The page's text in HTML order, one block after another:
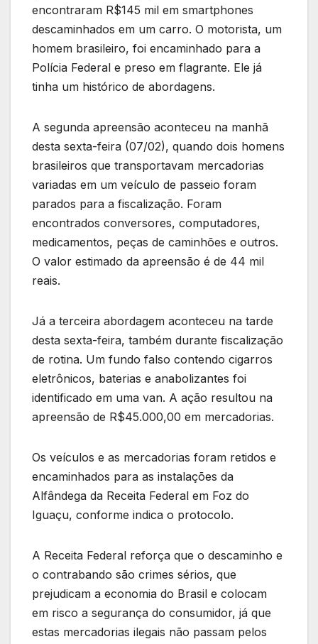
encontraram R$145 mil em smartphones
descaminhados em um carro. O motorista, um
homem brasileiro, foi encaminhado para a
Polícia Federal e preso em flagrante. Ele já
tinha um histórico de abordagens.
A segunda apreensão aconteceu na manhã
desta sexta-feira (07/02), quando dois homens
brasileiros que transportavam mercadorias
variadas em um veículo de passeio foram
parados para a fiscalização. Foram
encontrados conversores, computadores,
medicamentos, peças de caminhões e outros.
O valor estimado da apreensão é de 44 mil
reais.
Já a terceira abordagem aconteceu na tarde
desta sexta-feira, também durante fiscalização
de rotina. Um fundo falso contendo cigarros
eletrônicos, baterias e anabolizantes foi
identificado em uma van. A ação resultou na
apreensão de R$45.000,00 em mercadorias.
Os veículos e as mercadorias foram retidos e
encaminhados para as instalações da
Alfândega da Receita Federal em Foz do
Iguaçu, conforme indica o protocolo.
A Receita Federal reforça que o descaminho e
o contrabando são crimes sérios, que
prejudicam a economia do Brasil e colocam
em risco a segurança do consumidor, já que
estas mercadorias ilegais não passam pelos